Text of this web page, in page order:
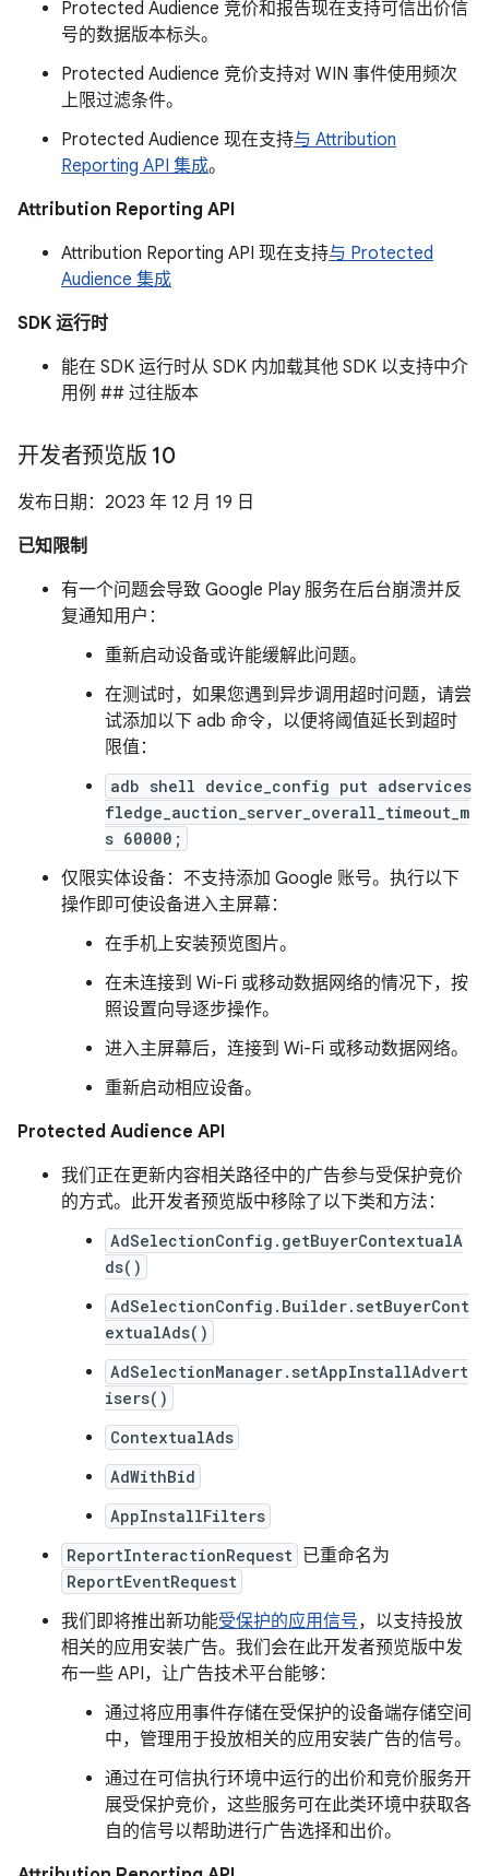
Protected Audience 竞价和报告现在支持可信出价信
号的数据版本标头。
Protected Audience 竞价支持对 WIN 事件使用频次
上限过滤条件。
Protected Audience 现在支持与 Attribution
Reporting API 集成。
Attribution Reporting API
Attribution Reporting API 现在支持与 Protected
Audience 集成
SDK 运行时
能在 SDK 运行时从 SDK 内加载其他 SDK 以支持中介
用例 ## 过往版本
开发者预览版 10
发布日期：2023 年 12 月 19 日
已知限制
有一个问题会导致 Google Play 服务在后台崩溃并反
复通知用户：
重新启动设备或许能缓解此问题。
在测试时，如果您遇到异步调用超时问题，请尝
试添加以下 adb 命令，以便将阈值延长到超时
限值：
adb shell device_config put adservices
fledge_auction_server_overall_timeout_m
s 60000;
仅限实体设备：不支持添加 Google 账号。执行以下
操作即可使设备进入主屏幕：
在手机上安装预览图片。
在未连接到 Wi-Fi 或移动数据网络的情况下，按
照设置向导逐步操作。
进入主屏幕后，连接到 Wi-Fi 或移动数据网络。
重新启动相应设备。
Protected Audience API
我们正在更新内容相关路径中的广告参与受保护竞价
的方式。此开发者预览版中移除了以下类和方法：
AdSelectionConfig.getBuyerContextualA
ds()
AdSelectionConfig.Builder.setBuyerCont
extualAds()
AdSelectionManager.setAppInstallAdvert
isers()
ContextualAds
AdWithBid
AppInstallFilters
ReportInteractionRequest 已重命名为
ReportEventRequest
我们即将推出新功能受保护的应用信号，以支持投放
相关的应用安装广告。我们会在此开发者预览版中发
布一些 API，让广告技术平台能够：
通过将应用事件存储在受保护的设备端存储空间
中，管理用于投放相关的应用安装广告的信号。
通过在可信执行环境中运行的出价和竞价服务开
展受保护竞价，这些服务可在此类环境中获取各
自的信号以帮助进行广告选择和出价。